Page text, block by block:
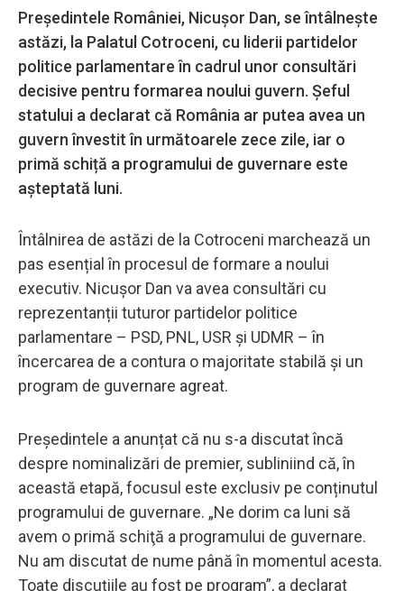
Președintele României, Nicușor Dan, se întâlnește
astăzi, la Palatul Cotroceni, cu liderii partidelor
politice parlamentare în cadrul unor consultări
decisive pentru formarea noului guvern. Șeful
statului a declarat că România ar putea avea un
guvern învestit în următoarele zece zile, iar o
primă schiță a programului de guvernare este
așteptată luni.
Întâlnirea de astăzi de la Cotroceni marchează un
pas esențial în procesul de formare a noului
executiv. Nicușor Dan va avea consultări cu
reprezentanții tuturor partidelor politice
parlamentare – PSD, PNL, USR și UDMR – în
încercarea de a contura o majoritate stabilă și un
program de guvernare agreat.
Președintele a anunțat că nu s-a discutat încă
despre nominalizări de premier, subliniind că, în
această etapă, focusul este exclusiv pe conținutul
programului de guvernare. „Ne dorim ca luni să
avem o primă schiţă a programului de guvernare.
Nu am discutat de nume până în momentul acesta.
Toate discuţiile au fost pe program”, a declarat